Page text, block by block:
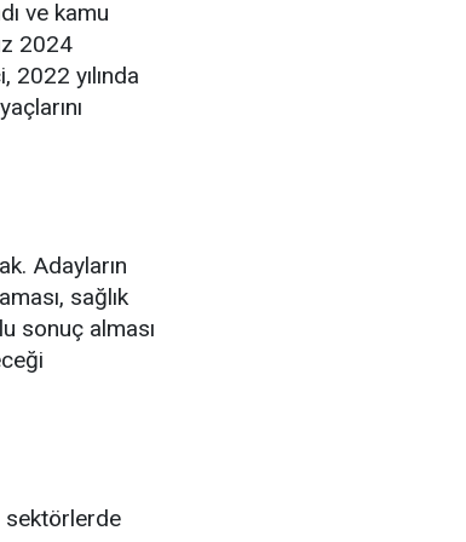
ve kamu
2024
yılında
Adayların
sağlık
sonuç alması
sektörlerde